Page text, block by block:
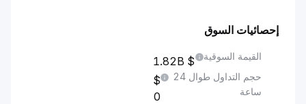
إحصائيات السوق
القيمة السوقية 1.82B
حجم التداول طوال 24
ساعة
0